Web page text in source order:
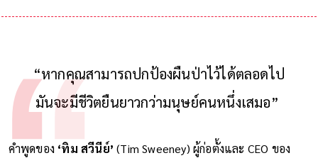
“หากคุณสามารถปกป้องผืนป่าไว้ได้ตลอดไป